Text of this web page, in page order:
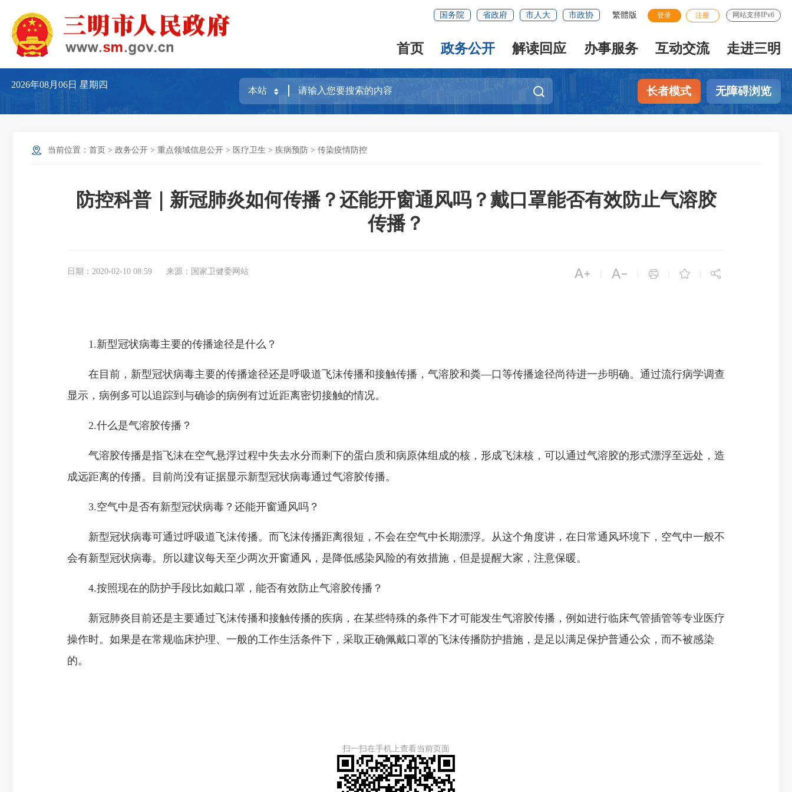
国务院 省政府 市人大 市政协 繁體版 登录 注册 网站支持IPv6
首页 政务公开 解读回应 办事服务 互动交流 走进三明
2026年08月06日星期四
长者模式 无障碍浏览
当前位置： 首页 > 政务公开 > 重点领域信息公开 > 医疗卫生 > 疾病预防 > 传染疫情防控
防控科普｜新冠肺炎如何传播？还能开窗通风吗？戴口罩能否有效防止气溶胶
传播？
日期：2020-02-10 08:59 来源：国家卫健委网站     
1.新型冠状病毒主要的传播途径是什么？
在目前，新型冠状病毒主要的传播途径还是呼吸道飞沫传播和接触传播，气溶胶和粪—口等传播途径尚待进一步明确。通过流行病学调查
显示，病例多可以追踪到与确诊的病例有过近距离密切接触的情况。
2.什么是气溶胶传播？
气溶胶传播是指飞沫在空气悬浮过程中失去水分而剩下的蛋白质和病原体组成的核，形成飞沫核，可以通过气溶胶的形式漂浮至远处，造
成远距离的传播。目前尚没有证据显示新型冠状病毒通过气溶胶传播。
3.空气中是否有新型冠状病毒？还能开窗通风吗？
新型冠状病毒可通过呼吸道飞沫传播。而飞沫传播距离很短，不会在空气中长期漂浮。从这个角度讲，在日常通风环境下，空气中一般不
会有新型冠状病毒。所以建议每天至少两次开窗通风，是降低感染风险的有效措施，但是提醒大家，注意保暖。
4.按照现在的防护手段比如戴口罩，能否有效防止气溶胶传播？
新冠肺炎目前还是主要通过飞沫传播和接触传播的疾病，在某些特殊的条件下才可能发生气溶胶传播，例如进行临床气管插管等专业医疗
操作时。如果是在常规临床护理、一般的工作生活条件下，采取正确佩戴口罩的飞沫传播防护措施，是足以满足保护普通公众，而不被感染
的。
扫一扫在手机上查看当前页面